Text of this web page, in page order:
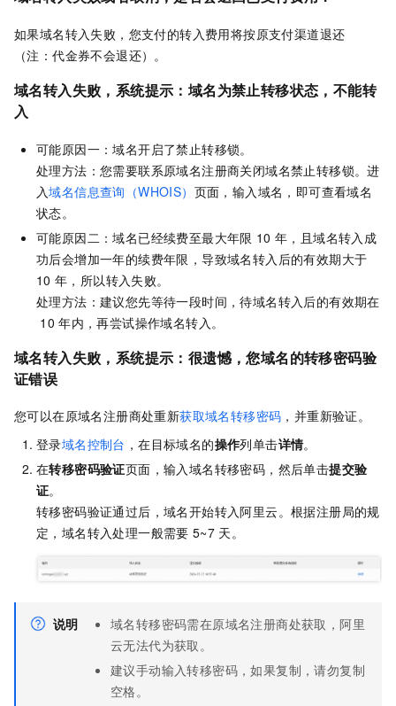
如果域名转入失败，您支付的转入费用将按原支付渠道退还
（注：代金券不会退还）。
域名转入失败，系统提示：域名为禁止转移状态，不能转
入
可能原因一：域名开启了禁止转移锁。
处理方法：您需要联系原域名注册商关闭域名禁止转移锁。进
入域名信息查询（WHOIS） 页面，输入域名，即可查看域名
状态。
可能原因二：域名已经续费至最大年限 10 年，且域名转入成
功后会增加一年的续费年限，导致域名转入后的有效期大于
10 年，所以转入失败。
处理方法：建议您先等待一段时间，待域名转入后的有效期在
10 年内，再尝试操作域名转入。
域名转入失败，系统提示：很遗憾，您域名的转移密码验
证错误
您可以在原域名注册商处重新获取域名转移密码 ，并重新验证。
登录域名控制台 ，在目标域名的操作列单击详情。
在转移密码验证页面，输入域名转移密码，然后单击提交验
证。
转移密码验证通过后，域名开始转入阿里云。根据注册局的规
定，域名转入处理一般需要 5~7 天。
说明
域名转移密码需在原域名注册商处获取，阿里
云无法代为获取。
建议手动输入转移密码，如果复制，请勿复制
空格。